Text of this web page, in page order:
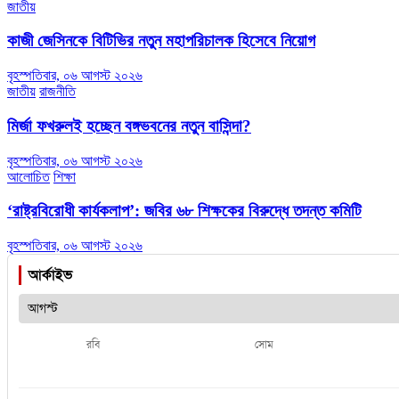
জাতীয়
কাজী জেসিনকে বিটিভির নতুন মহাপরিচালক হিসেবে নিয়োগ
বৃহস্পতিবার, ০৬ আগস্ট ২০২৬
জাতীয় রাজনীতি
মির্জা ফখরুলই হচ্ছেন বঙ্গভবনের নতুন বাসিন্দা?
বৃহস্পতিবার, ০৬ আগস্ট ২০২৬
আলোচিত শিক্ষা
‘রাষ্ট্রবিরোধী কার্যকলাপ’: জবির ৬৮ শিক্ষকের বিরুদ্ধে তদন্ত কমিটি
বৃহস্পতিবার, ০৬ আগস্ট ২০২৬
আর্কাইভ
রবি সোম